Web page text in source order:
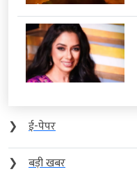
❯
ई-पेपर
❯
बड़ी खबर